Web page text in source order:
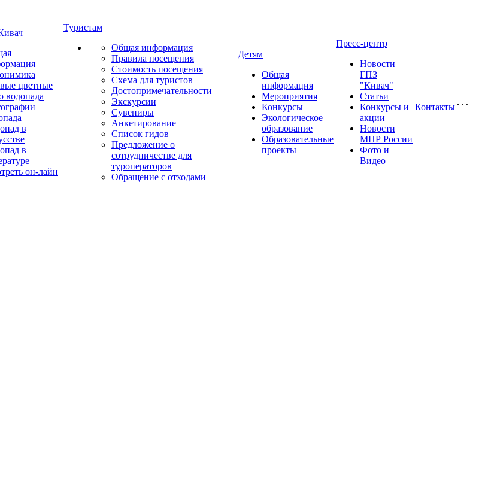
цветные
водопада
в
в
он-лайн
Туристам
Общая информация
Правила посещения
Стоимость посещения
Схема для туристов
Достопримечательности
Экскурсии
Сувениры
Анкетирование
Список гидов
Предложение о
сотрудничестве для
туроператоров
Обращение с отходами
Детям
Общая
информация
Мероприятия
Конкурсы
Экологическое
образование
Образовательные
проекты
Пресс-центр
Новости
ГПЗ
"Кивач"
Статьи
Конкурсы и
акции
Новости
МПР России
Фото и
Видео
Контакты